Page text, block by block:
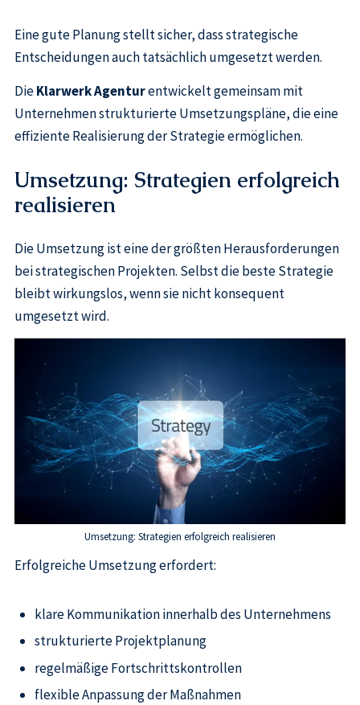
Eine gute Planung stellt sicher, dass strategische
Entscheidungen auch tatsächlich umgesetzt werden.
DieKlarwerk Agenturentwickelt gemeinsam mit
Unternehmen strukturierte Umsetzungspläne, die eine
effiziente Realisierung der Strategie ermöglichen.
Umsetzung: Strategien erfolgreich
realisieren
Die Umsetzung ist eine der größten Herausforderungen
bei strategischen Projekten. Selbst die beste Strategie
bleibt wirkungslos, wenn sie nicht konsequent
umgesetzt wird.
Umsetzung: Strategien erfolgreich realisieren
Erfolgreiche Umsetzung erfordert:
klare Kommunikation innerhalb des Unternehmens
strukturierte Projektplanung
regelmäßige Fortschrittskontrollen
flexible Anpassung der Maßnahmen